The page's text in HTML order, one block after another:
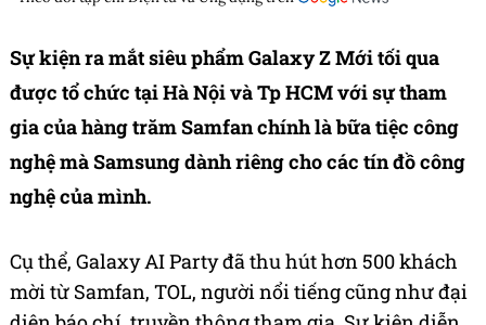
Sự kiện ra mắt siêu phẩm Galaxy Z Mới tối qua
được tổ chức tại Hà Nội và Tp HCM với sự tham
gia của hàng trăm Samfan chính là bữa tiệc công
nghệ mà Samsung dành riêng cho các tín đồ công
nghệ của mình.
Cụ thể, Galaxy AI Party đã thu hút hơn 500 khách
mời từ Samfan, TOL, người nổi tiếng cũng như đại